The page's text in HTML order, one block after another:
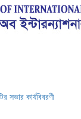
সভার কার্যবিবরণী